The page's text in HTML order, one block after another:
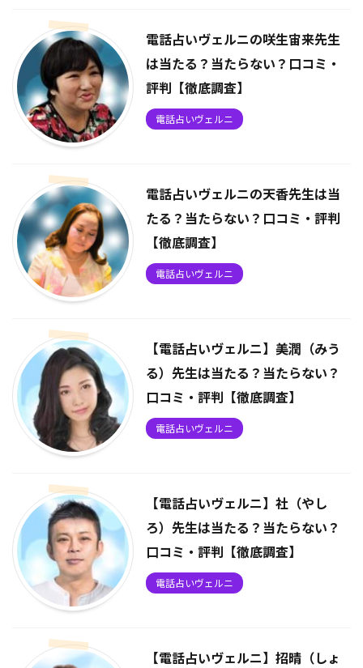
電話占いヴェルニの咲生宙来先生
は当たる？当たらない？口コミ・
評判【徹底調査】
電話占いヴェルニ
電話占いヴェルニの天香先生は当
たる？当たらない？口コミ・評判
【徹底調査】
電話占いヴェルニ
【電話占いヴェルニ】美潤（みう
る）先生は当たる？当たらない？
口コミ・評判【徹底調査】
電話占いヴェルニ
【電話占いヴェルニ】社（やし
ろ）先生は当たる？当たらない？
口コミ・評判【徹底調査】
電話占いヴェルニ
【電話占いヴェルニ】招晴（しょ